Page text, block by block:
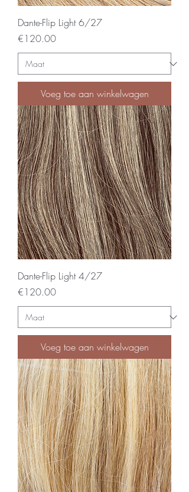
Dante-Flip Light 6/27
Price
€120.00
Voeg toe aan winkelwagen
Dante-Flip Light 4/27
Price
€120.00
Voeg toe aan winkelwagen